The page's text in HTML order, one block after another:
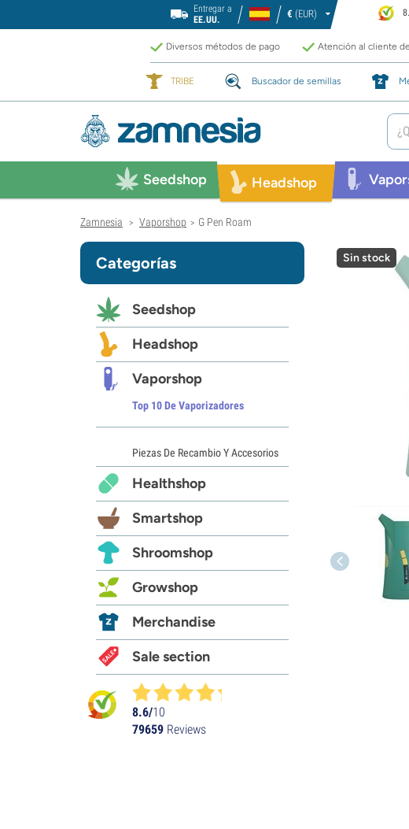
Entregar a
EE.UU.
€ (EUR)
Diversos métodos de pago Atención al cliente
TRIBE Buscador de semillas
Seedshop Headshop
Zamnesia > Vaporshop > G Pen Roam
Sin stock
Categorías
Seedshop
Headshop
Vaporshop
Top 10 De Vaporizadores
Piezas De Recambio Y Accesorios
Healthshop
Smartshop
Shroomshop
Growshop
Merchandise
Sale section
8.6/10
79659 Reviews